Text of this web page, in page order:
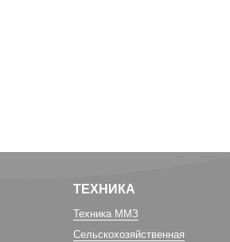
ТЕХНИКА
Техника ММЗ
Сельскохозяйственная